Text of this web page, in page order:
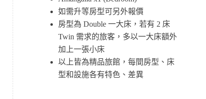
如需升等房型可另外報價
房型為 Double 一大床，若有 2 床
Twin 需求的旅客，多以一大床額外
加上一張小床
以上皆為精品旅館，每間房型、床
型和設施各有特色、差異